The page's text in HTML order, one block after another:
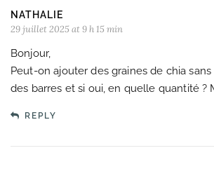
NATHALIE
29 juillet 2025 at 9 h 15 min
Bonjour,
Peut-on ajouter des graines de chia
des barres et si oui, en quelle quantité ?
REPLY